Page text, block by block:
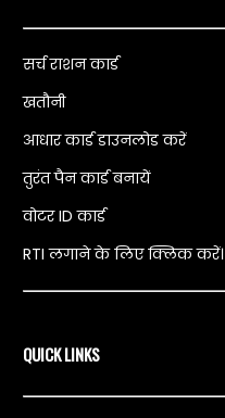
सर्च राशन कार्ड
खतौनी
आधार कार्ड डाउनलोड करें
तुरंत पैन कार्ड बनायें
वोटर ID कार्ड
RTI लगाने के लिए क्लिक करें।
QUICK LINKS